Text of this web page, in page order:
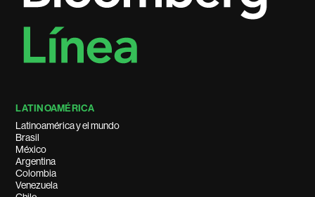
LATINOAMÉRICA
Latinoamérica y el mundo
Brasil
México
Argentina
Colombia
Venezuela